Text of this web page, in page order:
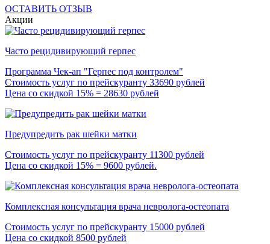
ОСТАВИТЬ ОТЗЫВ
Акции
Часто рецидивирующий герпес
Программа Чек-ап "Герпес под контролем"
Стоимость услуг по прейскуранту 33690 рублей
Цена со скидкой 15% = 28630 рублей
Предупредить рак шейки матки
Стоимость услуг по прейскуранту 11300 рублей
Цена со скидкой 15% = 9600 рублей.
Комплексная консультация врача невролога-остеопата
Стоимость услуг по прейскуранту 15000 рублей
Цена со скидкой 8500 рублей